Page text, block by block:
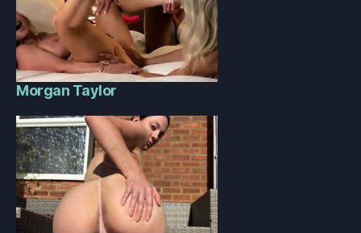
Morgan Taylor